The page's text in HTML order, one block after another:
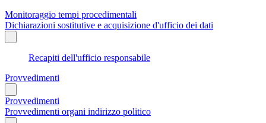
Monitoraggio tempi procedimentali
Dichiarazioni sostitutive e acquisizione d'ufficio dei dati
Recapiti dell'ufficio responsabile
Provvedimenti
Provvedimenti
Provvedimenti organi indirizzo politico